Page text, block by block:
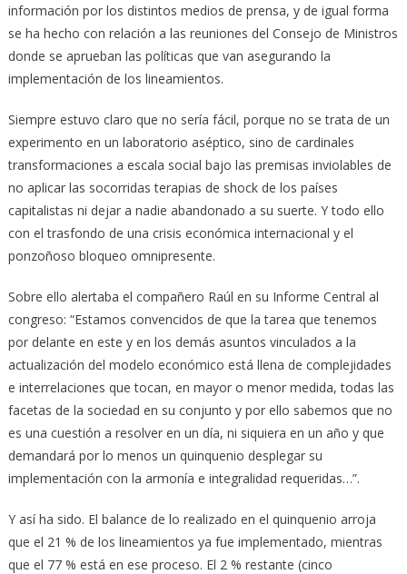
información por los distintos medios de prensa, y de igual forma
se ha hecho con relación a las reuniones del Consejo de Ministros
donde se aprueban las políticas que van asegurando la
implementación de los lineamientos.
Siempre estuvo claro que no sería fácil, porque no se trata de un
experimento en un laboratorio aséptico, sino de cardinales
transformaciones a escala social bajo las premisas inviolables de
no aplicar las socorridas terapias de shock de los países
capitalistas ni dejar a nadie abandonado a su suerte. Y todo ello
con el trasfondo de una crisis económica internacional y el
ponzoñoso bloqueo omnipresente.
Sobre ello alertaba el compañero Raúl en su Informe Central al
congreso: “Estamos convencidos de que la tarea que tenemos
por delante en este y en los demás asuntos vinculados a la
actualización del modelo económico está llena de complejidades
e interrelaciones que tocan, en mayor o menor medida, todas las
facetas de la sociedad en su conjunto y por ello sabemos que no
es una cuestión a resolver en un día, ni siquiera en un año y que
demandará por lo menos un quinquenio desplegar su
implementación con la armonía e integralidad requeridas…”.
Y así ha sido. El balance de lo realizado en el quinquenio arroja
que el 21 % de los lineamientos ya fue implementado, mientras
que el 77 % está en ese proceso. El 2 % restante (cinco